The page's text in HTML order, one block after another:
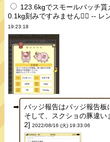
123.6kgでスモールバッチ貰
0.1kg刻みですみません🙇‍♂️ -- レ
19:23:18
バッジ報告はバッジ報告板
そして、スクショの豚違
2] 2022/08/16 (火) 19:33:06